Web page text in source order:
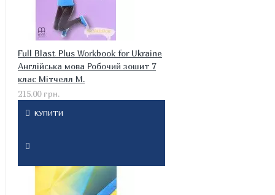
Full Blast Plus Workbook for Ukraine
Англійська мова Робочий зошит 7
клас Мітчелл М.
215.00 грн.
КУПИТИ